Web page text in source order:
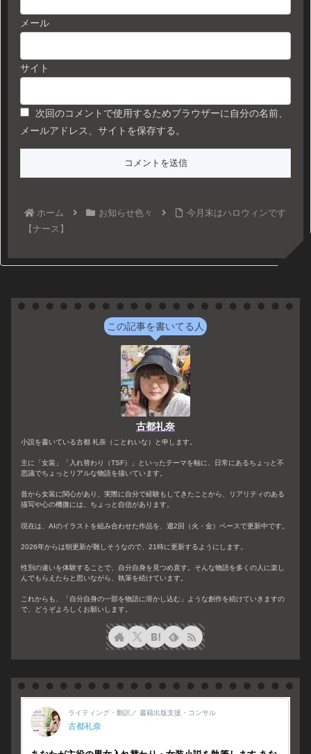
メール
サイト
次回のコメントで使用するためブラウザーに自分の名前、
メールアドレス、サイトを保存する。
ホーム お知らせ色々
今月末はハロウィンです
【ナース】
この記事を書いてる人
古都礼奈
小説を書いている古都 礼奈（ことれいな）と申します。
主に「女装」「入れ替わり（TSF）」といったテーマを軸に、日常にあるちょっと不
思議でちょっとリアルな物語を描いています。
昔から女装に関心があり、実際に自分で経験もしてきたことから、リアリティのある
描写や心の機微には、ちょっと自信があります。
現在は、AIのイラストを組み合わせた作品を、週2回（火・金）ペースで更新中です。
2026年からは朝更新が難しそうなので、21時に更新するようにします。
性別の違いを体験することで、自分自身を見つめ直す。そんな物語を多くの人に楽し
んでもらえたらと思いながら、執筆を続けています。
これからも、「自分自身の一部を物語に溶かし込む」ような創作を続けていきますの
で、どうぞよろしくお願いします。